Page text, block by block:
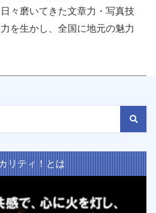
々磨いてきた文章力・写真技
を生かし、全国に地元の魅力
リティ！とは